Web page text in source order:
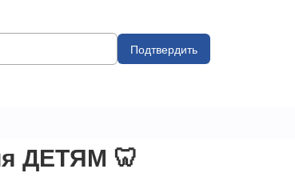
Подтвердить
ДЕТЯМ 🦷